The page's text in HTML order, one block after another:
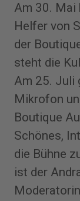
Am 30. Mai
Helfer von
der
steht die
Am 25. Juli
Mikrofon
Boutique
Schönes,
die Bühne
ist der